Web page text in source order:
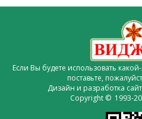
Если Вы будете использовать
поставьте,
Дизайн и разработка
Copyright © 1993-